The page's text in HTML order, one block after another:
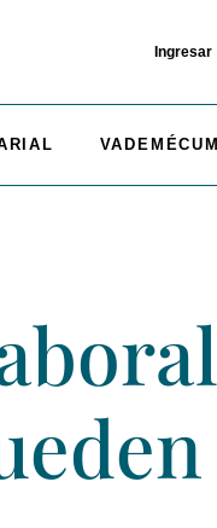
Ingresar
VADEMÉCUM